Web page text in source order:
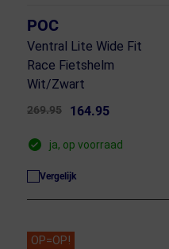
POC
Ventral Lite Wide Fit
Race Fietshelm
Wit/Zwart
269.95 164.95
ja, op voorraad
Vergelijk
OP=OP!